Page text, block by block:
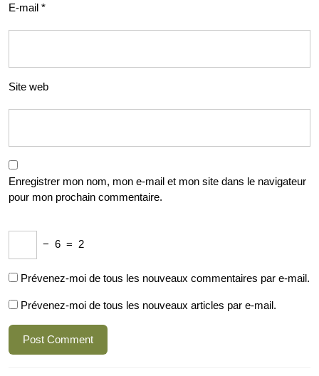
E-mail *
Site web
Enregistrer mon nom, mon e-mail et mon site dans le navigateur
pour mon prochain commentaire.
− 6 = 2
Prévenez-moi de tous les nouveaux commentaires par e-mail.
Prévenez-moi de tous les nouveaux articles par e-mail.